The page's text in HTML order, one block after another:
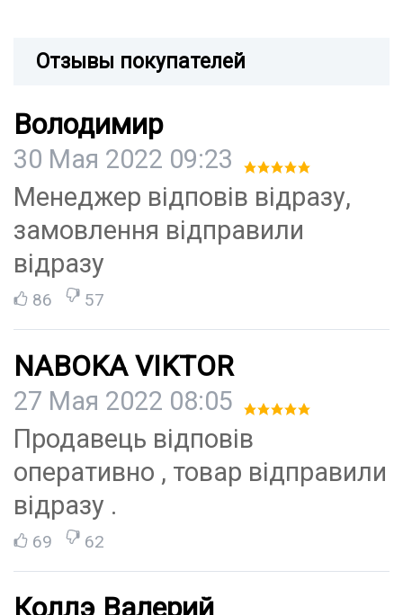
Отзывы покупателей
Володимир
30 Мая 2022 09:23
Менеджер відповів відразу,
замовлення відправили
відразу
86 57
NABOKA VIKTOR
27 Мая 2022 08:05
Продавець відповів
оперативно , товар відправили
відразу .
69 62
Коллэ Валерий